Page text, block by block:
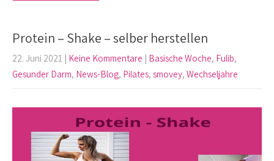
Protein – Shake – selber herstellen
22. Juni 2021 | Keine Kommentare | Basische Woche, Fulib,
Gesunder Darm, News-Blog, Pilates, smovey, Wechseljahre